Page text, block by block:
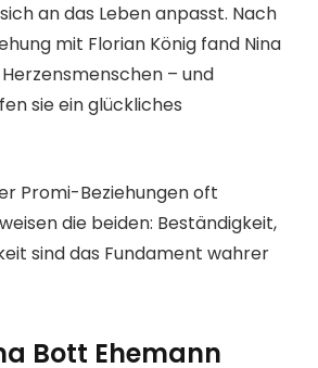
an das Leben anpasst. Nach
mit Florian König fand Nina
– und
sie ein glückliches
Promi-Beziehungen oft
die beiden: Beständigkeit,
sind das Fundament wahrer
Bott Ehemann